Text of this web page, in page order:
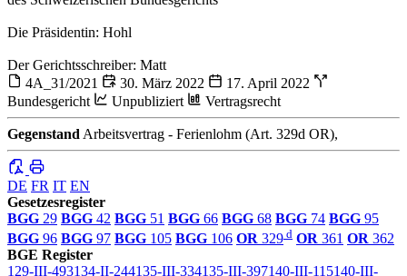
Die Präsidentin: Hohl
Der Gerichtsschreiber: Matt
4A_31/2021
30. März 2022
17. April 2022
Bundesgericht
Unpubliziert Vertragsrecht
Gegenstand Arbeitsvertrag - Ferienlohm (Art. 329d OR),
DE FR IT EN
Gesetzesregister
BGG 29 BGG 42 BGG 51 BGG 66 BGG 68 BGG 74 BGG 95
BGG 96 BGG 97 BGG 105 BGG 106 OR 329 d OR 361 OR 362
BGE Register
129-III-493134-II-244135-III-334135-III-397140-III-115140-III-